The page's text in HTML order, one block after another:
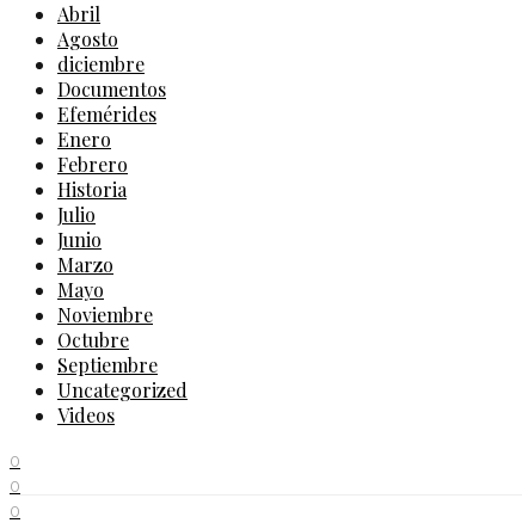
Abril
Agosto
diciembre
Documentos
Efemérides
Enero
Febrero
Historia
Julio
Junio
Marzo
Mayo
Noviembre
Octubre
Septiembre
Uncategorized
Videos
0
0
0